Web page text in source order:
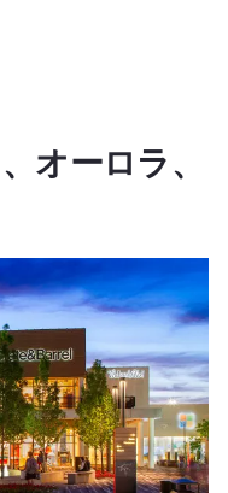
オーロラ、